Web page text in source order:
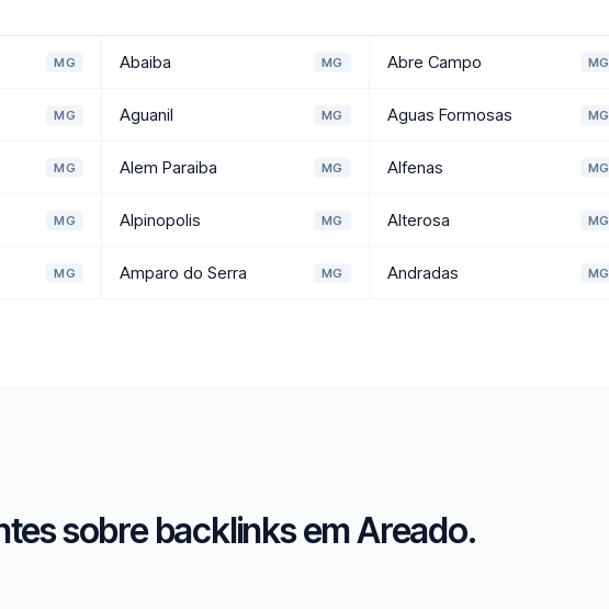
MG Abaiba MG Abre Campo MG
MG Aguanil MG Aguas Formosas MG
MG Alem Paraiba MG Alfenas MG
MG Alpinopolis MG Alterosa MG
MG Amparo do Serra MG Andradas MG
sobre backlinks em Areado.